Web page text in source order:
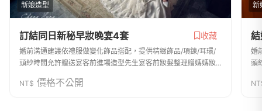
新娘造型
訂結同日新秘早妝晚宴4套 收藏
婚前溝通建議依禮服做變化飾品搭配，提供精緻飾品/項鍊/耳環/
頭紗時間允許贈送宴客前進場造型先生宴客前妝髮整理贈媽媽妝
NT$ 價格不公開
新
婚
頭